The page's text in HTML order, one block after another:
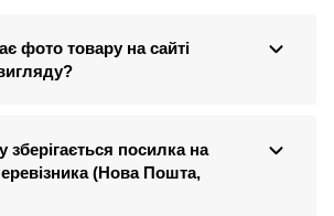
фото товару на сайті
зберігається посилка на
(Нова Пошта,